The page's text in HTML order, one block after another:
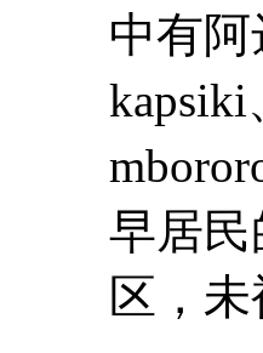
中有
kapsiki
早居
区，